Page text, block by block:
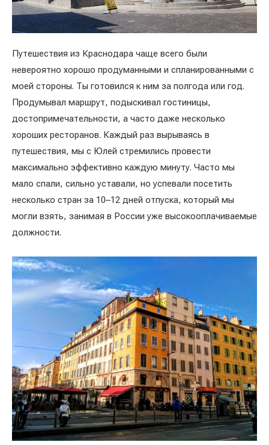
Путешествия из Краснодара чаще всего были
невероятно хорошо продуманными и спланированными с
моей стороны. Ты готовился к ним за полгода или год.
Продумывал маршрут, подыскивал гостиницы,
достопримечательности, а часто даже несколько
хороших ресторанов. Каждый раз вырываясь в
путешествия, мы с Юлей стремились провести
максимально эффективно каждую минуту. Часто мы
мало спали, сильно уставали, но успевали посетить
несколько стран за 10–12 дней отпуска, который мы
могли взять, занимая в России уже высокооплачиваемые
должности.